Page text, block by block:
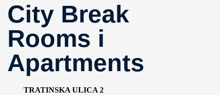
City Break
Rooms i
Apartments
TRATINSKA ULICA 2